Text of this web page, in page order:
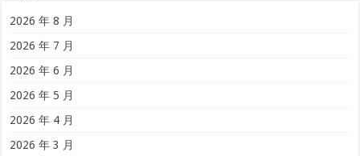
2026 年 8 月
2026 年 7 月
2026 年 6 月
2026 年 5 月
2026 年 4 月
2026 年 3 月